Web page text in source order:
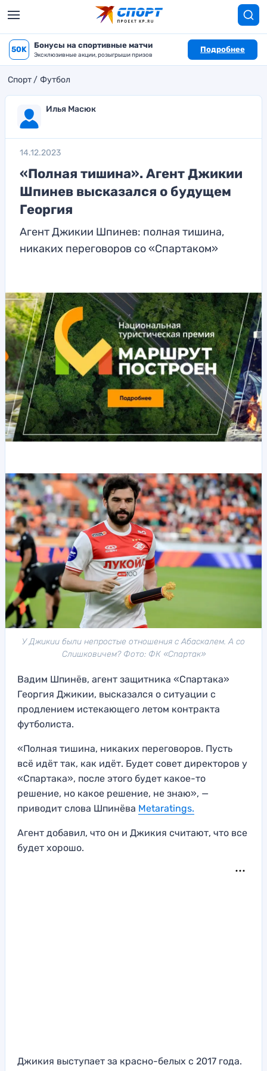
50K Бонусы на спортивные матчи
Эксклюзивные акции, розыгрыши призов
Подробнее
Спорт Футбол
Илья Масюк
14.12.2023
«Полная тишина». Агент Джикии
Шпинев высказался о будущем
Георгия
Агент Джикии Шпинев: полная тишина,
никаких переговоров со «Спартаком»
У Джикии были непростые отношения с Абаскалем. А со
Слишковичем? Фото: ФК «Спартак»
Вадим Шпинёв, агент защитника «Спартака»
Георгия Джикии, высказался о ситуации с
продлением истекающего летом контракта
футболиста.
«Полная тишина, никаких переговоров. Пусть
всё идёт так, как идёт. Будет совет директоров у
«Спартака», после этого будет какое-то
решение, но какое решение, не знаю», —
приводит слова Шпинёва Metaratings.
Агент добавил, что он и Джикия считают, что все
будет хорошо.
Джикия выступает за красно-белых с 2017 года.